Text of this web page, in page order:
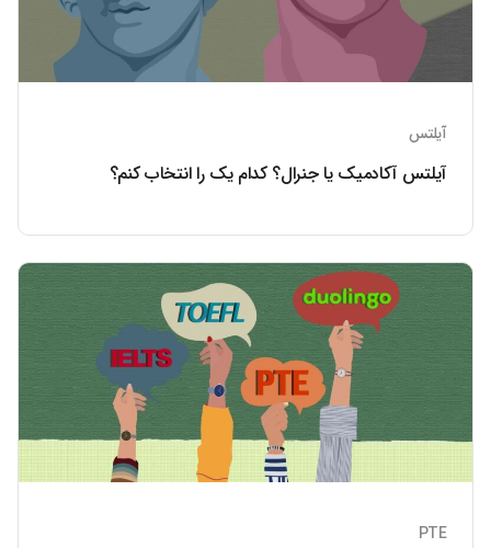
آیلتس
آیلتس آکادمیک یا جنرال؟ کدام یک را انتخاب کنم؟
PTE